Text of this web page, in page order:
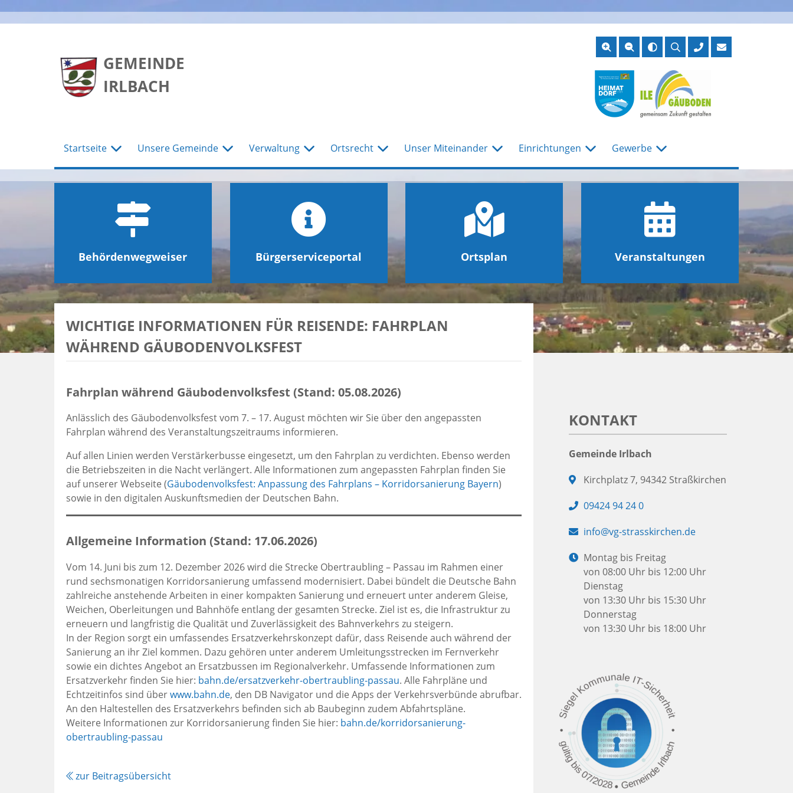
GEMEINDE
IRLBACH
Suche
Startseite Unsere Gemeinde Verwaltung Ortsrecht Unser Miteinander Einrichtungen Gewerbe
Behördenwegweiser Bürgerserviceportal Ortsplan Veranstaltungen
WICHTIGE INFORMATIONEN FÜR REISENDE: FAHRPLAN
WÄHREND GÄUBODENVOLKSFEST
Fahrplan während Gäubodenvolksfest (Stand: 05.08.2026)
Anlässlich des Gäubodenvolksfest vom 7. – 17. August möchten wir Sie über den angepassten
Fahrplan während des Veranstaltungszeitraums informieren.
Auf allen Linien werden Verstärkerbusse eingesetzt, um den Fahrplan zu verdichten. Ebenso werden
die Betriebszeiten in die Nacht verlängert. Alle Informationen zum angepassten Fahrplan finden Sie
auf unserer Webseite (Gäubodenvolksfest: Anpassung des Fahrplans – Korridorsanierung Bayern)
sowie in den digitalen Auskunftsmedien der Deutschen Bahn.
Allgemeine Information (Stand: 17.06.2026)
Vom 14. Juni bis zum 12. Dezember 2026 wird die Strecke Obertraubling – Passau im Rahmen einer
rund sechsmonatigen Korridorsanierung umfassend modernisiert. Dabei bündelt die Deutsche Bahn
zahlreiche anstehende Arbeiten in einer kompakten Sanierung und erneuert unter anderem Gleise,
Weichen, Oberleitungen und Bahnhöfe entlang der gesamten Strecke. Ziel ist es, die Infrastruktur zu
erneuern und langfristig die Qualität und Zuverlässigkeit des Bahnverkehrs zu steigern.
In der Region sorgt ein umfassendes Ersatzverkehrskonzept dafür, dass Reisende auch während der
Sanierung an ihr Ziel kommen. Dazu gehören unter anderem Umleitungsstrecken im Fernverkehr
sowie ein dichtes Angebot an Ersatzbussen im Regionalverkehr. Umfassende Informationen zum
Ersatzverkehr finden Sie hier: bahn.de/ersatzverkehr-obertraubling-passau. Alle Fahrpläne und
Echtzeitinfos sind überwww.bahn.de, den DB Navigator und die Apps der Verkehrsverbünde abrufbar.
An den Haltestellen des Ersatzverkehrs befinden sich ab Baubeginn zudem Abfahrtspläne.
Weitere Informationen zur Korridorsanierung finden Sie hier: bahn.de/korridorsanierung-
obertraubling-passau
zur Beitragsübersicht
KONTAKT
Gemeinde Irlbach
Adresse:
Kirchplatz 7, 94342 Straßkirchen
Telefon:
09424 94 24 0
E- info@vg-strasskirchen.de
Öffnungszeiten:
Montag bis Freitag
von 08:00 Uhr bis 12:00 Uhr
Dienstag
von 13:30 Uhr bis 15:30 Uhr
Donnerstag
von 13:30 Uhr bis 18:00 Uhr